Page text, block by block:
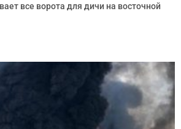
все ворота для дичи на восточной